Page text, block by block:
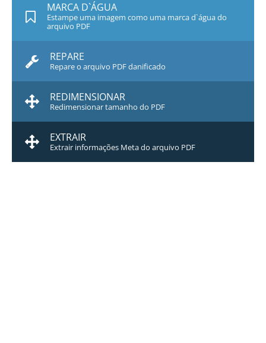
MARCA D`ÁGUA
Estampe uma imagem como uma marca d`água do
arquivo PDF
REPARE
Repare o arquivo PDF danificado
REDIMENSIONAR
Redimensionar tamanho do PDF
EXTRAIR
Extrair informações Meta do arquivo PDF